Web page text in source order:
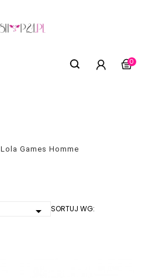
0
Lola Games Homme
SORTUJ WG:
